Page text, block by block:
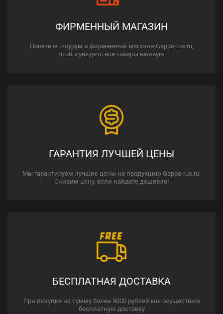
ФИРМЕННЫЙ МАГАЗИН
Посетите шоурум и фирменный магазин Gappo-rus.ru,
чтобы увидеть все товары вживую
ГАРАНТИЯ ЛУЧШЕЙ ЦЕНЫ
Мы гарантируем лучшие цены на продукцию Gappo-rus.ru.
Снизим цену, если найдете дешевле!
БЕСПЛАТНАЯ ДОСТАВКА
При покупке на сумму более 5000 рублей мы осуществим
бесплатную доставку